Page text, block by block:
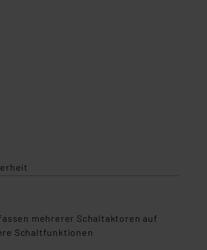
mehrerer Schaltaktoren auf
Schaltfunktionen